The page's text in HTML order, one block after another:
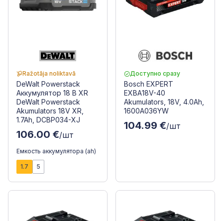
Ražotāja noliktavā
DeWalt Powerstack
Аккумулятор 18 В XR
DeWalt Powerstack
Akumulators 18V XR,
1.7Ah, DCBP034-XJ
106.00 €/шт
Емкость аккумулятора (ah)
1.7 5
Доступно сразу
Bosch EXPERT
EXBA18V-40
Akumulators, 18V, 4.0Ah,
1600A036YW
104.99 €/шт